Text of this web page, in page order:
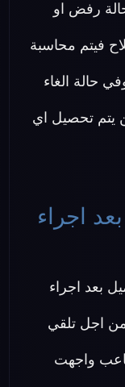
رفض او
فيتم محاسبة
حالة الغاء
يتم تحصيل اي
اجراء
بعد اجراء
من اجل تلقي
واجهت